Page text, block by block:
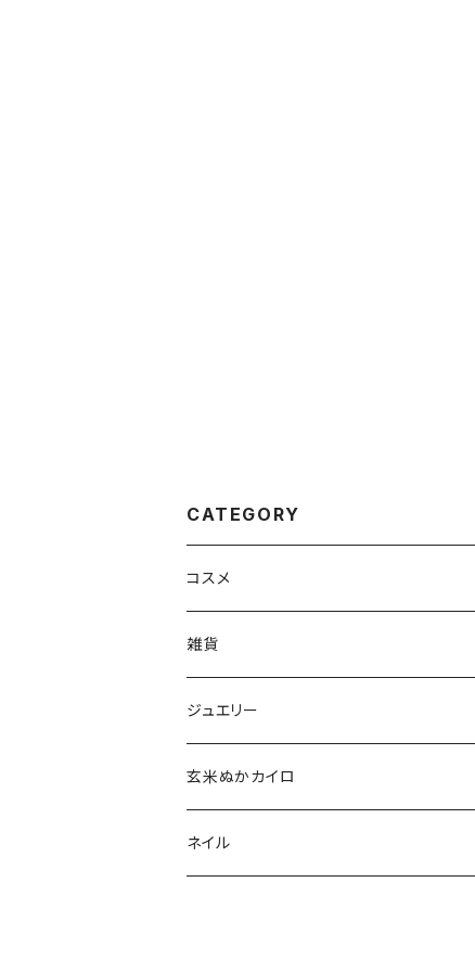
CATEGORY
コスメ
aesti
babu-beauté
go well
Aroma France
雑貨
ホメオパシーケース
タッセル
ジュエリー
玄米ぬかカイロ
ネイル